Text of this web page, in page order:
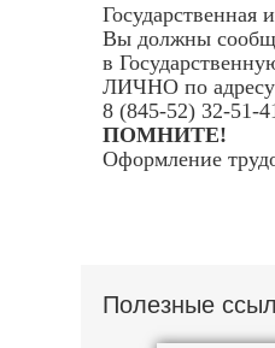
Государственная
Вы должны
в
ЛИЧНО по адресу:
8 (845-52) 32-51-
ПОМНИТЕ!
Оформление
Полезные